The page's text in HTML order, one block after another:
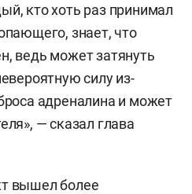
кто хоть раз принимал
знает, что
ведь может затянуть
силу из-
адреналина и может
— сказал глава
вышел более